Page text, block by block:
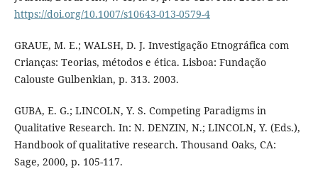
https://doi.org/10.1007/s10643-013-0579-4
GRAUE, M. E.; WALSH, D. J. Investigação Etnográfica com
Crianças: Teorias, métodos e ética. Lisboa: Fundação
Calouste Gulbenkian, p. 313. 2003.
GUBA, E. G.; LINCOLN, Y. S. Competing Paradigms in
Qualitative Research. In: N. DENZIN, N.; LINCOLN, Y. (Eds.),
Handbook of qualitative research. Thousand Oaks, CA:
Sage, 2000, p. 105-117.